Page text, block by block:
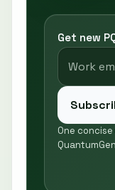
Get new
One